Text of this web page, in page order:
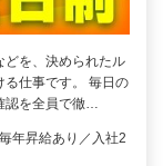
どを、決められたル
る仕事です。 毎日の
認を全員で徹…
昇給あり／入社2